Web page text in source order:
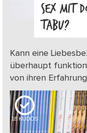
SEX MIT
TABU?
Kann eine
überhaupt
von ihren
18 KUDOS